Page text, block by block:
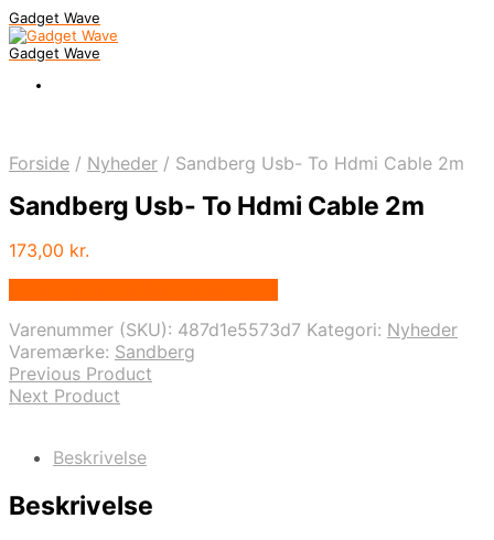
Gadget Wave
Gadget Wave
Forside / Nyheder / Sandberg Usb- To Hdmi Cable 2m
Sandberg Usb- To Hdmi Cable 2m
173,00 kr.
Varenummer (SKU): 487d1e5573d7 Kategori: Nyheder
Varemærke: Sandberg
Previous Product
Next Product
Beskrivelse
Beskrivelse